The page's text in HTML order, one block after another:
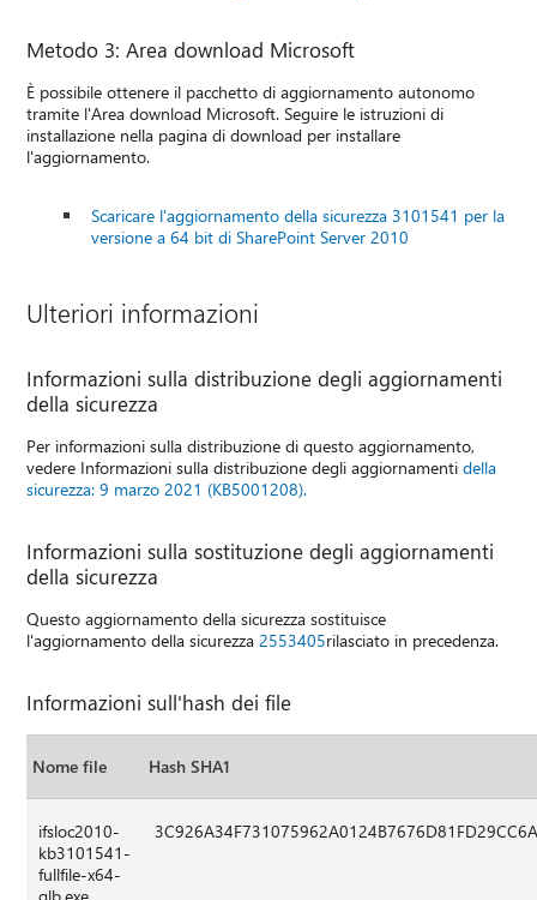
Metodo 3: Area download Microsoft
È possibile ottenere il pacchetto di aggiornamento autonomo
tramite l'Area download Microsoft. Seguire le istruzioni di
installazione nella pagina di download per installare
l'aggiornamento.
Scaricare l'aggiornamento della sicurezza 3101541 per la
versione a 64 bit di SharePoint Server 2010
Ulteriori informazioni
Informazioni sulla distribuzione degli aggiornamenti
della sicurezza
Per informazioni sulla distribuzione di questo aggiornamento,
vedere Informazioni sulla distribuzione degli aggiornamentidella
sicurezza: 9 marzo 2021 (KB5001208).
Informazioni sulla sostituzione degli aggiornamenti
della sicurezza
Questo aggiornamento della sicurezza sostituisce
l'aggiornamento della sicurezza2553405rilasciato in precedenza.
Informazioni sull'hash dei file
Nome file Hash SHA1
ifsloc2010-
kb3101541-
fullfile-x64-